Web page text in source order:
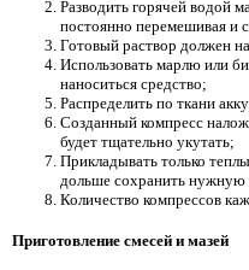
Разводить горячей водой
постоянно перемешивая и
Готовый раствор должен
Использовать марлю или
наноситься средство;
Распределить по ткани
Созданный компресс
будет тщательно укутать;
Прикладывать только
дольше сохранить нужную
Количество компрессов
Приготовление смесей и мазей